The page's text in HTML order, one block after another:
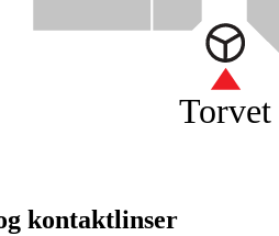
Torvet
kontaktlinser